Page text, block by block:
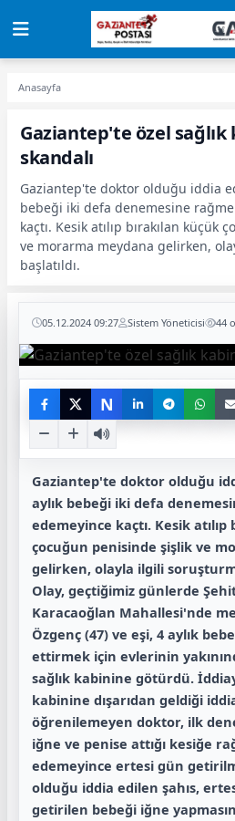
Anasayfa
Gaziantep'te özel
skandalı
Gaziantep'te doktor olduğu iddia
bebeği iki defa denemesine
kaçtı. Kesik atılıp bırakılan
ve morarma meydana gelirken,
başlatıldı.
05.12.2024 09:27 Sistem Yöneticisi 44
N
Gaziantep'te doktor olduğu
aylık bebeği iki defa
edemeyince kaçtı. Kesik atılıp
çocuğun penisinde şişlik ve
gelirken, olayla ilgili
Olay, geçtiğimiz günlerde
Karacaoğlan Mahallesi'nde
Özgenç (47) ve eşi, 4 aylık
ettirmek için evlerinin
sağlık kabinine götürdü.
kabinine dışarıdan geldiği
öğrenilemeyen doktor, ilk
iğne ve penise attığı kesiğe
edemeyince ertesi gün
olduğu iddia edilen şahıs,
getirilen bebeği iğne